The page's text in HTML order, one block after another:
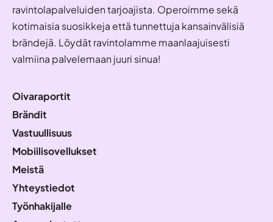
ravintolapalveluiden tarjoajista. Operoimme sekä
kotimaisia suosikkeja että tunnettuja kansainvälisiä
brändejä. Löydät ravintolamme maanlaajuisesti
valmiina palvelemaan juuri sinua!
Oivaraportit
Brändit
Vastuullisuus
Mobiilisovellukset
Meistä
Yhteystiedot
Työnhakijalle